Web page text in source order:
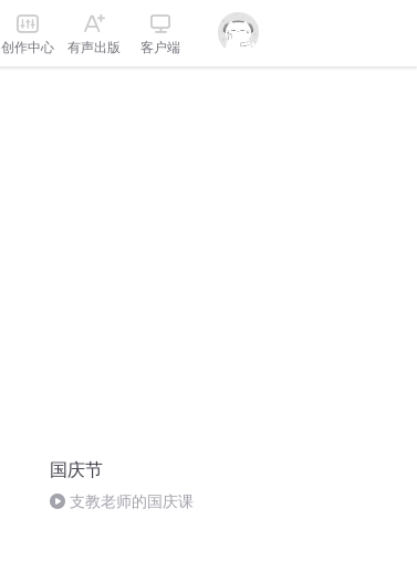
创作中心 有声出版 客户端
国庆节
支教老师的国庆课